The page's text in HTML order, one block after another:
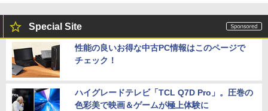
Special Site
性能の良いお得な中古PC情報はこのページで
チェック！
ハイグレードテレビ「TCL Q7D Pro」。圧巻の
色彩美で映画＆ゲームが極上体験に